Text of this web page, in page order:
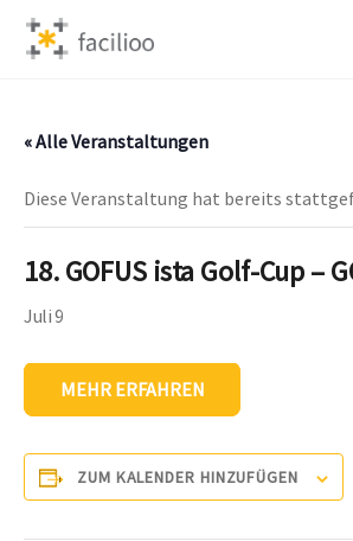
Skip
« Alle Veranstaltungen
Diese Veranstaltung hat bereits
18. GOFUS ista Golf-Cup –
Juli 9
MEHR ERFAHREN
ZUM KALENDER HINZUFÜGEN